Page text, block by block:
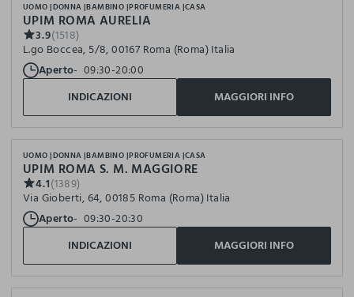
UOMO DONNA BAMBINO PROFUMERIA CASA
UPIM ROMA AURELIA
3.9(1518)
L.go Boccea, 5/8, 00167 Roma (Roma) Italia
Aperto 09:30-20:00
INDICAZIONI
MAGGIORI INFO
UOMO DONNA BAMBINO PROFUMERIA CASA
UPIM ROMA S. M. MAGGIORE
4.1(1389)
Via Gioberti, 64, 00185 Roma (Roma) Italia
Aperto 09:30-20:30
INDICAZIONI
MAGGIORI INFO